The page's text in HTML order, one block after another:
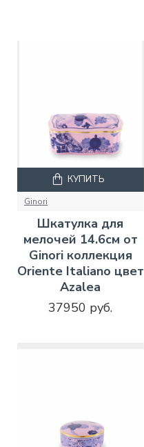
Ginori
Шкатулка для
мелочей 14.6см от
Ginori коллекция
Oriente Italiano цвет
Azalea
37950 руб.
КУПИТЬ